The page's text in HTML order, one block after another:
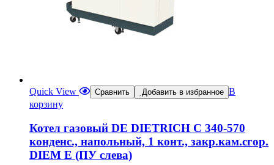
Quick View Сравнить Добавить в избранное В
корзину
Котел газовый DE DIETRICH C 340-570
конденс., напольный, 1 конт., закр.кам.сгор.
DIEM E (ПУ слева)